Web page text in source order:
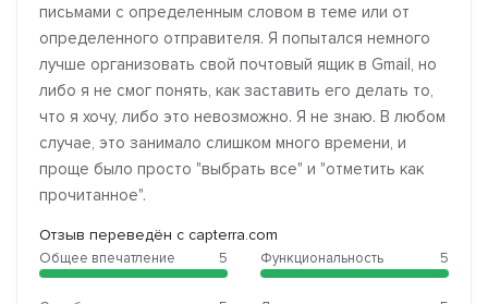
письмами с определенным словом в теме или от
определенного отправителя. Я попытался немного
лучше организовать свой почтовый ящик в Gmail, но
либо я не смог понять, как заставить его делать то,
что я хочу, либо это невозможно. Я не знаю. В любом
случае, это занимало слишком много времени, и
проще было просто "выбрать все" и "отметить как
прочитанное".
Отзыв переведён с capterra.com
Общее впечатление 5 Функциональность 5